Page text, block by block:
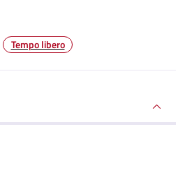
Tempo libero